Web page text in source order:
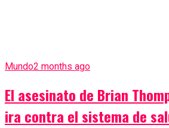
Mundo2 months ago
El asesinato de Brian
ira contra el sistema de